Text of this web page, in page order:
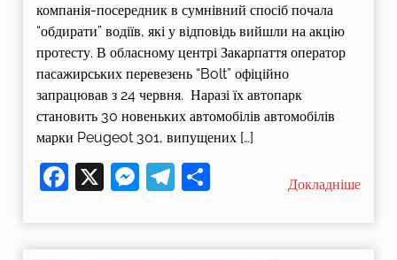
компанія-посередник в сумнівний спосіб почала
“обдирати” водіїв, які у відповідь вийшли на акцію
протесту. В обласному центрі Закарпаття оператор
пасажирських перевезень “Bolt” офіційно
запрацював з 24 червня. Наразі їх автопарк
становить 30 новеньких автомобілів автомобілів
марки Peugeot 301, випущених […]
Facebook
X Messenger
Telegram
Поділитися
Докладніше